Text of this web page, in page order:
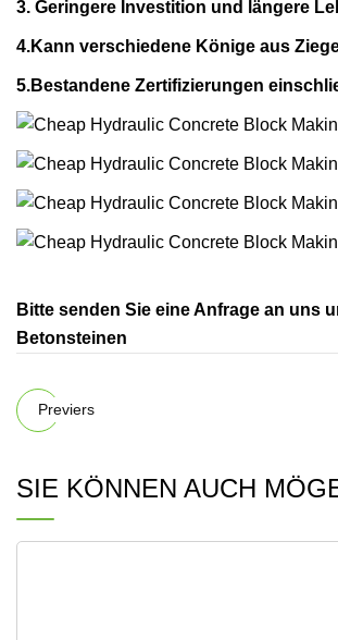
3. Geringere Investition und längere
4.Kann verschiedene Könige aus
5.Bestandene Zertifizierungen
Bitte senden Sie eine Anfrage an uns
Betonsteinen
Previers
SIE KÖNNEN AUCH